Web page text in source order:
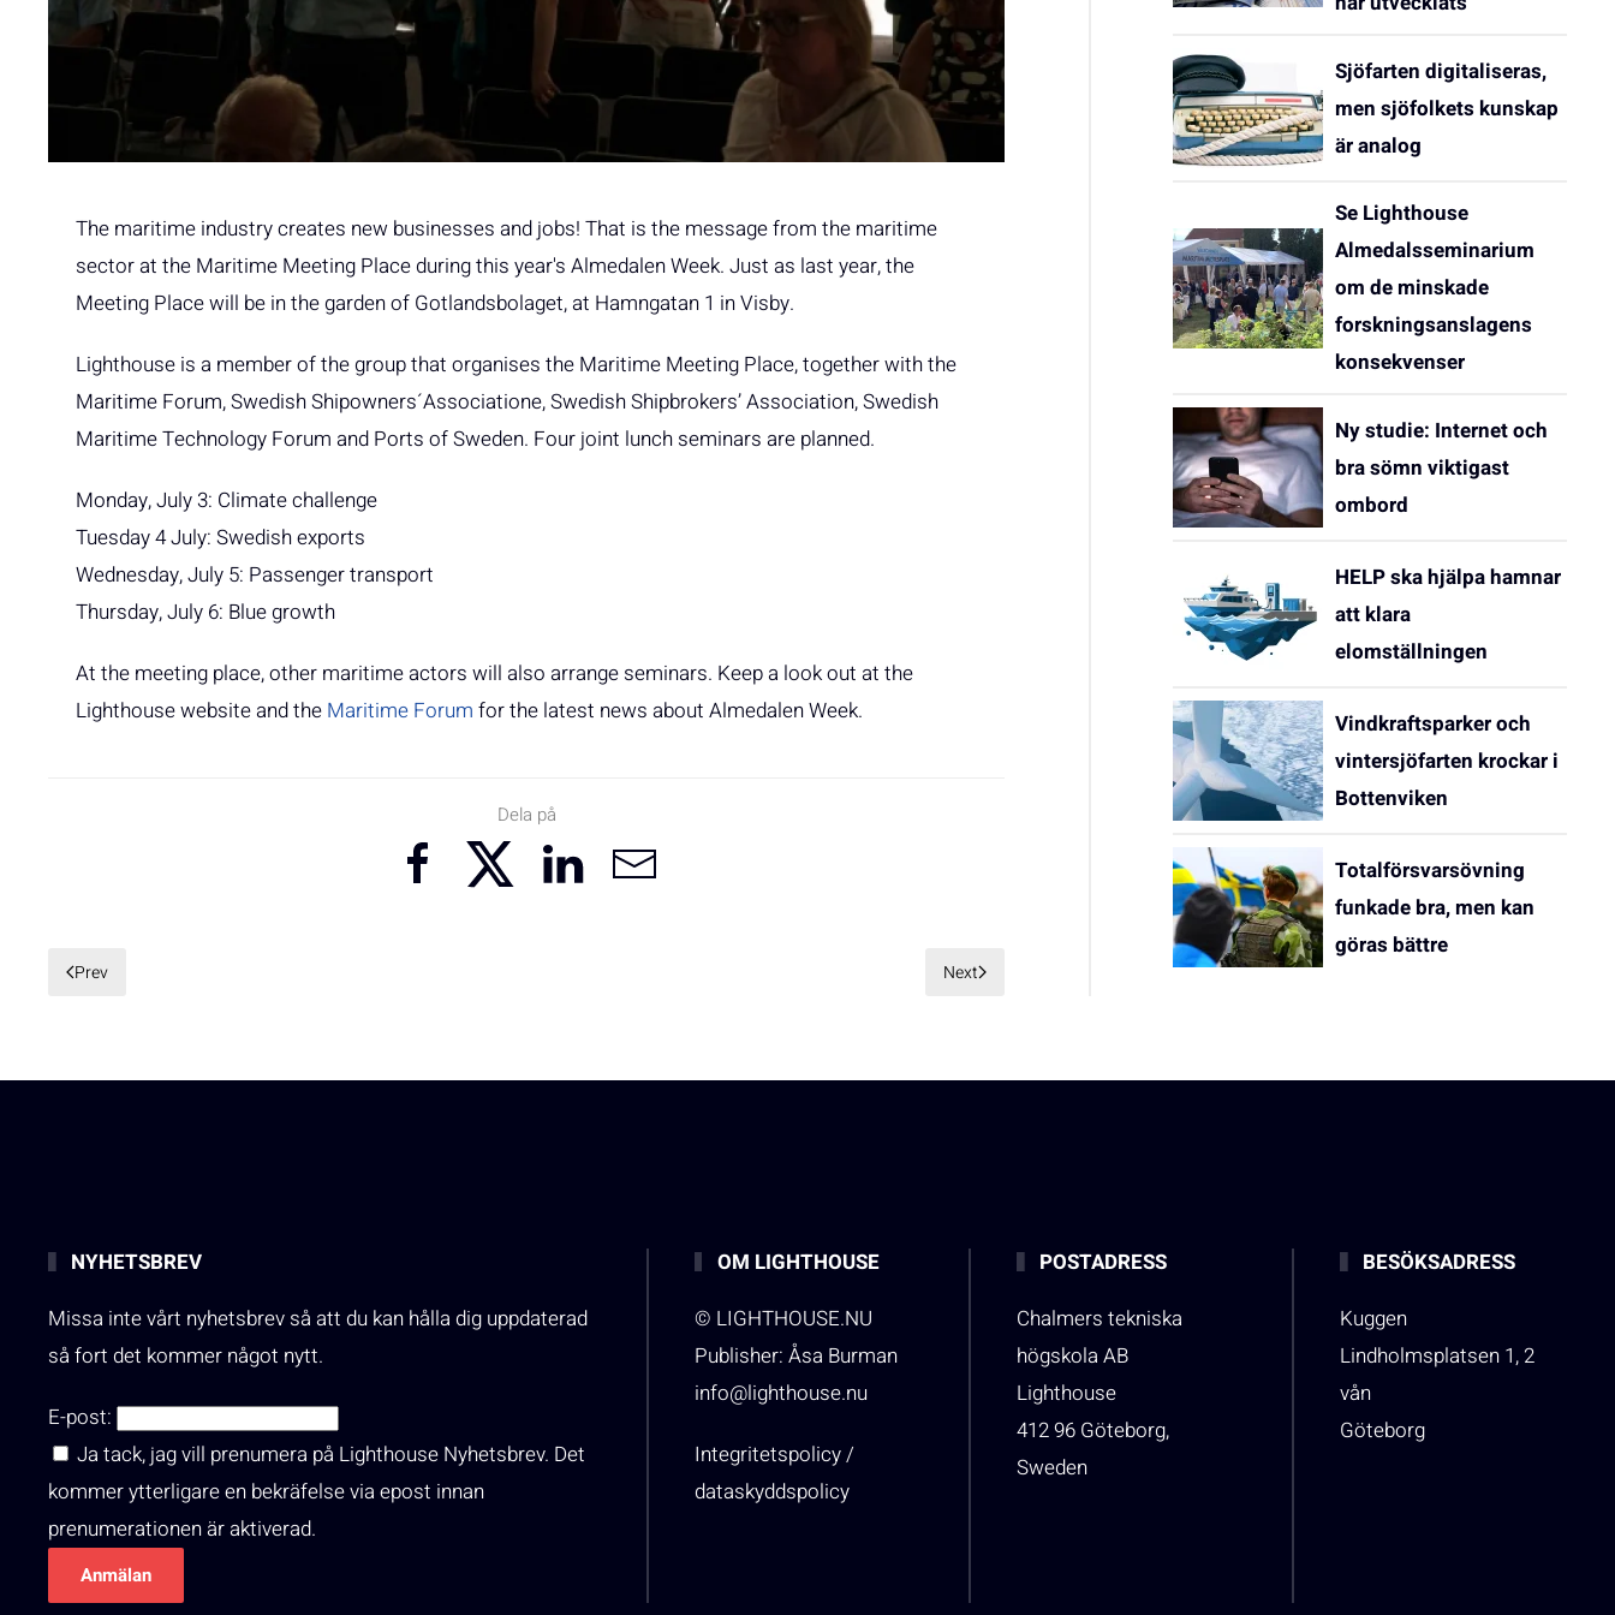
The maritime industry creates new businesses and jobs! That is the message from the maritime
sector at the Maritime Meeting Place during this year's Almedalen Week. Just as last year, the
Meeting Place will be in the garden of Gotlandsbolaget, at Hamngatan 1 in Visby.
Lighthouse is a member of the group that organises the Maritime Meeting Place, together with the
Maritime Forum, Swedish Shipowners´Associatione, Swedish Shipbrokers’ Association, Swedish
Maritime Technology Forum and Ports of Sweden. Four joint lunch seminars are planned.
Monday, July 3: Climate challenge
Tuesday 4 July: Swedish exports
Wednesday, July 5: Passenger transport
Thursday, July 6: Blue growth
At the meeting place, other maritime actors will also arrange seminars. Keep a look out at the
Lighthouse website and the Maritime Forum for the latest news about Almedalen Week.
Dela på
Prev Next
Sjöfarten digitaliseras,
men sjöfolkets kunskap
är analog
Se Lighthouse
Almedalsseminarium
om de minskade
forskningsanslagens
konsekvenser
Ny studie: Internet och
bra sömn viktigast
ombord
HELP ska hjälpa hamnar
att klara
elomställningen
Vindkraftsparker och
vintersjöfarten krockar i
Bottenviken
Totalförsvarsövning
funkade bra, men kan
göras bättre
NYHETSBREV
Missa inte vårt nyhetsbrev så att du kan hålla dig uppdaterad
så fort det kommer något nytt.
E-post:
Ja tack, jag vill prenumera på Lighthouse Nyhetsbrev. Det
kommer ytterligare en bekräfelse via epost innan
prenumerationen är aktiverad.
OM LIGHTHOUSE
© LIGHTHOUSE.NU
Publisher: Åsa Burman
info@lighthouse.nu
Integritetspolicy /
dataskyddspolicy
POSTADRESS
Chalmers tekniska
högskola AB
Lighthouse
412 96 Göteborg,
Sweden
BESÖKSADRESS
Kuggen
Lindholmsplatsen 1, 2
vån
Göteborg